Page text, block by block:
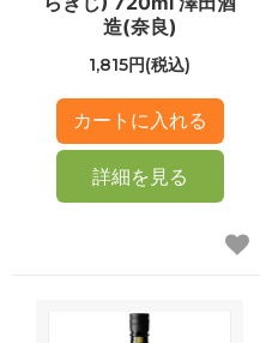
造(奈良)
1,815円(税込)
詳細を見る